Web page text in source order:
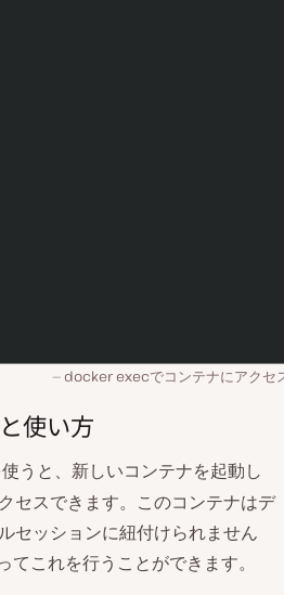
docker execでコンテナにアクセ
使い方
うと、新しいコンテナを起動し
セスできます。このコンテナはデ
セッションに紐付けられません
てこれを行うことができます。